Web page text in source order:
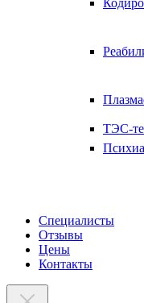
ТЭС-
Специалисты
Отзывы
Цены
Контакты